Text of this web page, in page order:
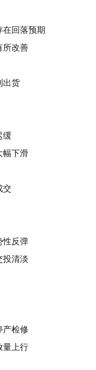
回落预期
所改善
出货
缓
幅下滑
交
性反弹
投清淡
产检修
量上行